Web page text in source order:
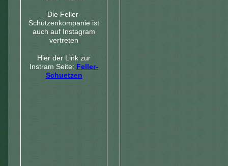
Die Feller-
Schützenkompanie ist
auch auf Instagram
vertreten
Hier der Link zur
Instram Seite: Feller-
Schuetzen